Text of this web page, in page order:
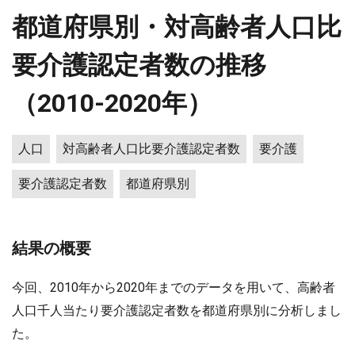
都道府県別・対高齢者人口比
要介護認定者数の推移
（2010-2020年）
人口 対高齢者人口比要介護認定者数 要介護
要介護認定者数 都道府県別
結果の概要
今回、2010年から2020年までのデータを用いて、高齢者
人口千人当たり要介護認定者数を都道府県別に分析しまし
た。